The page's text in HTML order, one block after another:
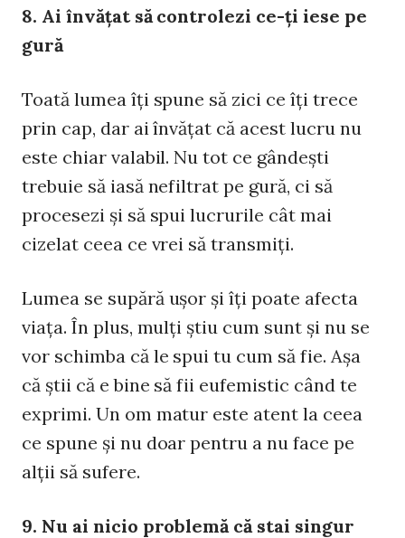
8. Ai învăţat să controlezi ce-ţi iese pe
gură
Toată lumea îţi spune să zici ce îţi trece
prin cap, dar ai învăţat că acest lucru nu
este chiar valabil. Nu tot ce gândeşti
trebuie să iasă nefiltrat pe gură, ci să
procesezi şi să spui lucrurile cât mai
cizelat ceea ce vrei să transmiţi.
Lumea se supără uşor şi îţi poate afecta
viaţa. În plus, mulţi ştiu cum sunt şi nu se
vor schimba că le spui tu cum să fie. Aşa
că ştii că e bine să fii eufemistic când te
exprimi. Un om matur este atent la ceea
ce spune şi nu doar pentru a nu face pe
alţii să sufere.
9. Nu ai nicio problemă că stai singur